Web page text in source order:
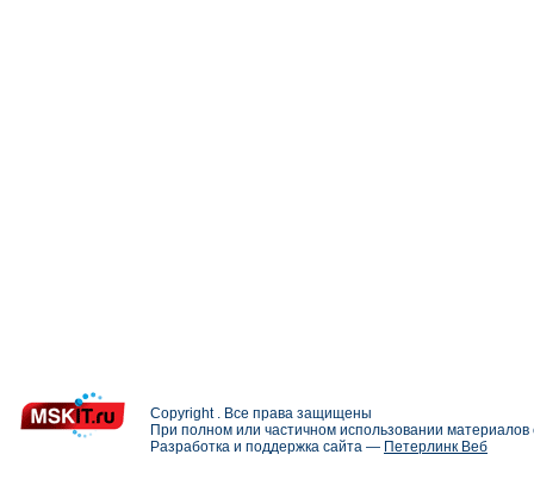
Copyright . Все права защищены
При полном или частичном использовании
Разработка и поддержка сайта — Петерлинк Веб